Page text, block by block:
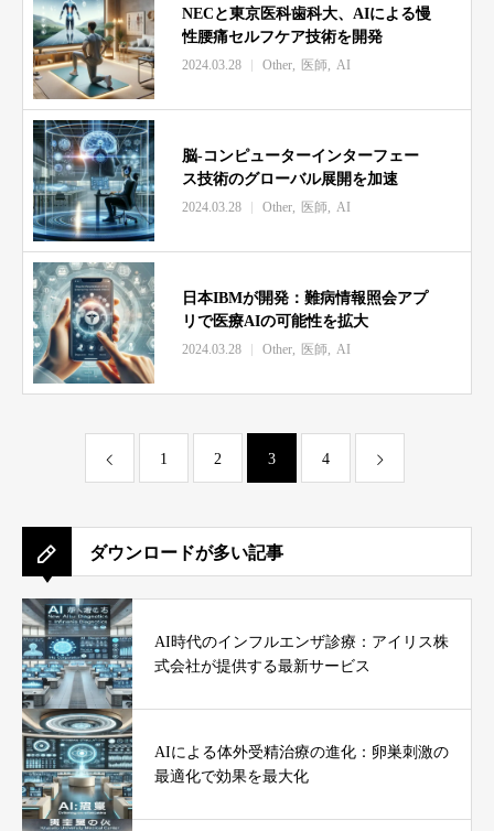
NECと東京医科歯科大、AIによる慢
性腰痛セルフケア技術を開発
2024.03.28 Other 医師 AI
脳-コンピューターインターフェー
ス技術のグローバル展開を加速
2024.03.28 Other 医師 AI
日本IBMが開発：難病情報照会アプ
リで医療AIの可能性を拡大
2024.03.28 Other 医師 AI
1 2 3 4
ダウンロードが多い記事
AI時代のインフルエンザ診療：アイリス株
式会社が提供する最新サービス
AIによる体外受精治療の進化：卵巣刺激の
最適化で効果を最大化